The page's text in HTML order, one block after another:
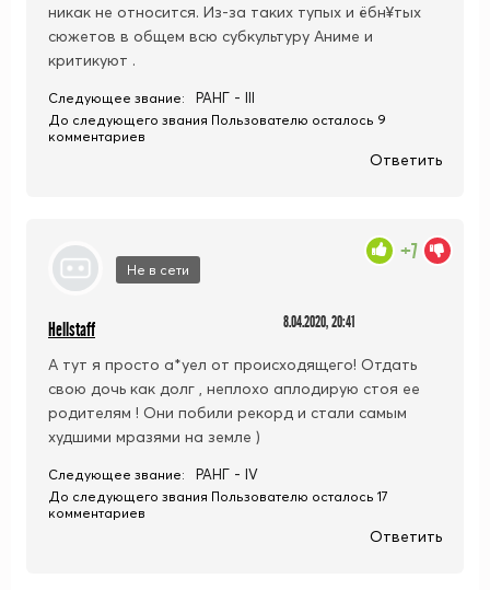
никак не относится. Из-за таких тупых и ёбн¥тых
сюжетов в общем всю субкультуру Аниме и
критикуют .
Следующее звание: РАНГ - III
До следующего звания Пользователю осталось 9
комментариев
Ответить
Не в сети
Hellstaff 8.04.2020, 20:41
А тут я просто а*уел от происходящего! Отдать
свою дочь как долг , неплохо аплодирую стоя ее
родителям ! Они побили рекорд и стали самым
худшими мразями на земле )
+7
Следующее звание: РАНГ - IV
До следующего звания Пользователю осталось 17
комментариев
Ответить